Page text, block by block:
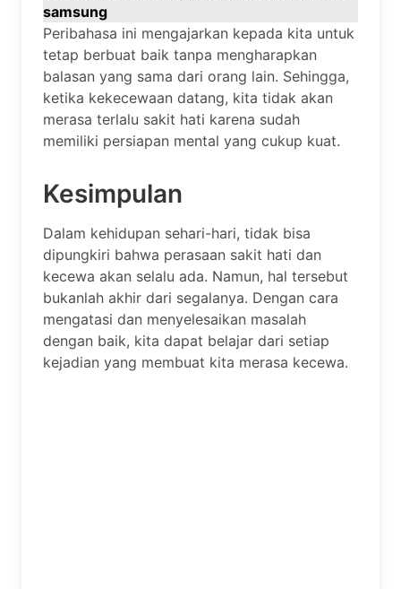
samsung
Peribahasa ini mengajarkan kepada kita untuk
tetap berbuat baik tanpa mengharapkan
balasan yang sama dari orang lain. Sehingga,
ketika kekecewaan datang, kita tidak akan
merasa terlalu sakit hati karena sudah
memiliki persiapan mental yang cukup kuat.
Kesimpulan
Dalam kehidupan sehari-hari, tidak bisa
dipungkiri bahwa perasaan sakit hati dan
kecewa akan selalu ada. Namun, hal tersebut
bukanlah akhir dari segalanya. Dengan cara
mengatasi dan menyelesaikan masalah
dengan baik, kita dapat belajar dari setiap
kejadian yang membuat kita merasa kecewa.